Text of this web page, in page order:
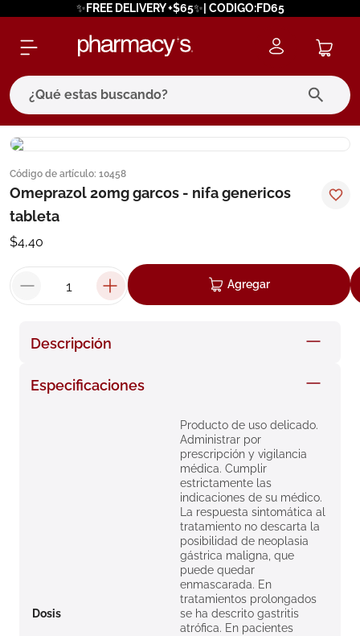
✨FREE DELIVERY +$65✨| CODIGO:FD65
¿Qué estas buscando?
Código de artículo: 10458
Omeprazol 20mg garcos - nifa genericos
tableta
$4,40
Agregar
Descripción
Especificaciones
Dosis
Producto de uso delicado.
Administrar por
prescripción y vigilancia
médica. Cumplir
estrictamente las
indicaciones de su médico.
La respuesta sintomática al
tratamiento no descarta la
posibilidad de neoplasia
gástrica maligna, que
puede quedar
enmascarada. En
tratamientos prolongados
se ha descrito gastritis
atrófica. En pacientes
términos más buscados
1. eucerin
cerave
7. isdin
roche posay